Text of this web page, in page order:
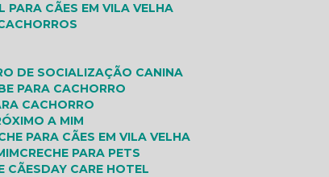
PARA CÃES EM VILA VELHA
DE SOCIALIZAÇÃO CANINA
PARA CACHORRO
CACHORRO
A MIM
PARA CÃES EM VILA VELHA
CRECHE PARA PETS
CÃES
DAY CARE HOTEL